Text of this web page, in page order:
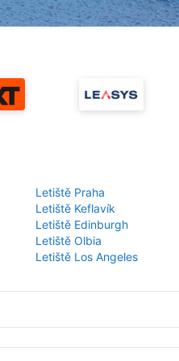
Letiště Praha
Letiště Keflavík
Letiště Edinburgh
Letiště Olbia
Letiště Los Angeles